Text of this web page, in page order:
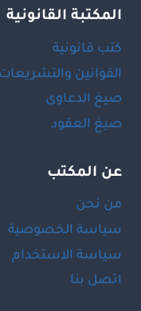
المكتبة القانونية
كتب قانونية
القوانين
صيغ الدعاوى
صيغ العقود
عن المكتب
من نحن
سياسة الخصوصية
سياسة الاستخدام
اتصل بنا